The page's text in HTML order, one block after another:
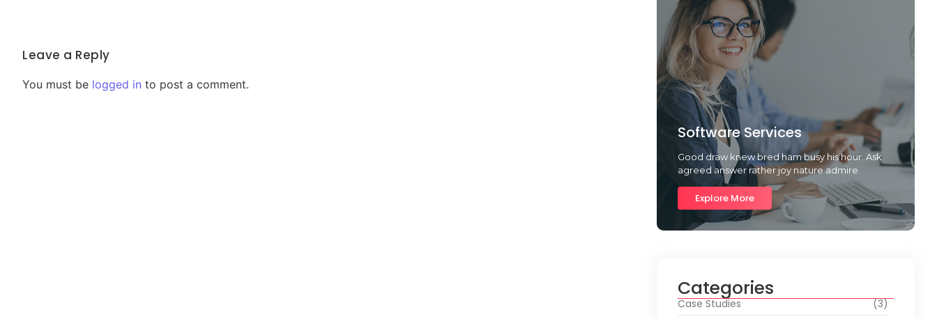
Leave a Reply
You must be logged in to post a comment.
Software Services
Good draw knew bred ham busy his hour. Ask
agreed answer rather joy nature admire.
Explore More
Categories
Case Studies
(3)